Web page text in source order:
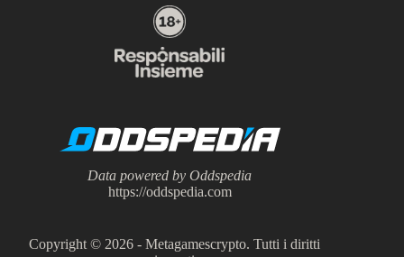
Data powered by Oddspedia
https://oddspedia.com
Copyright © 2026 - Metagamescrypto. Tutti i diritti